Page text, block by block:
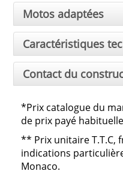
Motos adaptées
Caractéristiques
Contact du
*Prix catalogue du
de prix payé
** Prix unitaire T.T.C,
indications
Monaco.